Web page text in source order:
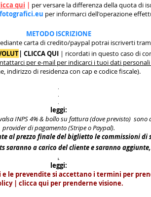
qui | per versare la differenza della quota di
per informarci dell'operazione
METODO ISCRIZIONE
carta di credito/paypal potrai iscriverti
| CLICCA QUI | ricordati in questo caso di
per e-mail per indicarci i tuoi dati
indirizzo di residenza con cap e codice fiscale).
.
.
.
leggi:
INPS 4% & bollo su fattura (dove previsto)
provider di pagamento (Stripe o Paypal).
al prezzo finale del biglietto le commissioni
saranno a carico del cliente e saranno
.
leggi:
le prevendite si accettano i termini per
| clicca qui per prenderne visione.